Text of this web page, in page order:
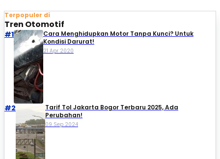
Terpopuler di
Tren Otomotif
#1
Cara Menghidupkan Motor Tanpa Kunci? Untuk
Kondisi Darurat!
21 Apr 2020
#2
Tarif Tol Jakarta Bogor Terbaru 2025, Ada
Perubahan!
09 Sep 2024